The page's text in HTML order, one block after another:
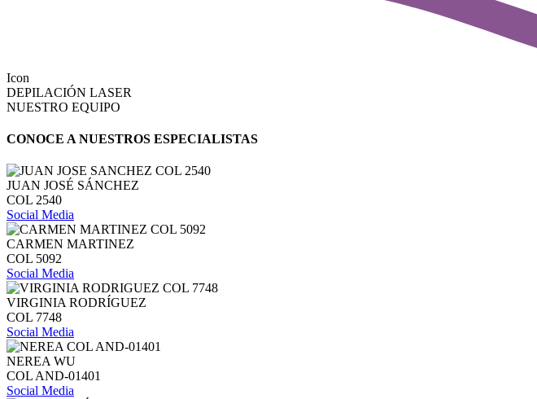
Icon
DEPILACIÓN LASER
NUESTRO EQUIPO
CONOCE A NUESTROS ESPECIALISTAS
JUAN JOSÉ SÁNCHEZ
COL 2540
Social Media
CARMEN MARTINEZ
COL 5092
Social Media
VIRGINIA RODRÍGUEZ
COL 7748
Social Media
NEREA WU
COL AND-01401
Social Media